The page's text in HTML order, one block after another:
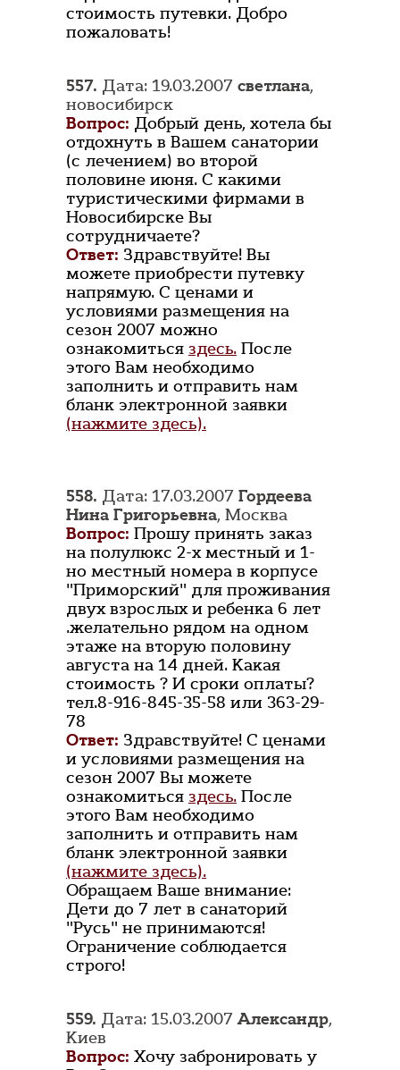
стоимость путевки. Добро
пожаловать!
557. Дата: 19.03.2007 светлана,
новосибирск
Вопрос: Добрый день, хотела бы
отдохнуть в Вашем санатории
(с лечением) во второй
половине июня. С какими
туристическими фирмами в
Новосибирске Вы
сотрудничаете?
Ответ: Здравствуйте! Вы
можете приобрести путевку
напрямую. С ценами и
условиями размещения на
сезон 2007 можно
ознакомиться здесь. После
этого Вам необходимо
заполнить и отправить нам
бланк электронной заявки
(нажмите здесь).
558. Дата: 17.03.2007 Гордеева
Нина Григорьевна, Москва
Вопрос: Прошу принять заказ
на полулюкс 2-х местный и 1-
но местный номера в корпусе
"Приморский" для проживания
двух взрослых и ребенка 6 лет
.желательно рядом на одном
этаже на вторую половину
августа на 14 дней. Какая
стоимость ? И сроки оплаты?
тел.8-916-845-35-58 или 363-29-
78
Ответ: Здравствуйте! С ценами
и условиями размещения на
сезон 2007 Вы можете
ознакомиться здесь. После
этого Вам необходимо
заполнить и отправить нам
бланк электронной заявки
(нажмите здесь).
Обращаем Ваше внимание:
Дети до 7 лет в санаторий
"Русь" не принимаются!
Ограничение соблюдается
строго!
559. Дата: 15.03.2007Александр,
Киев
Вопрос: Хочу забронировать у